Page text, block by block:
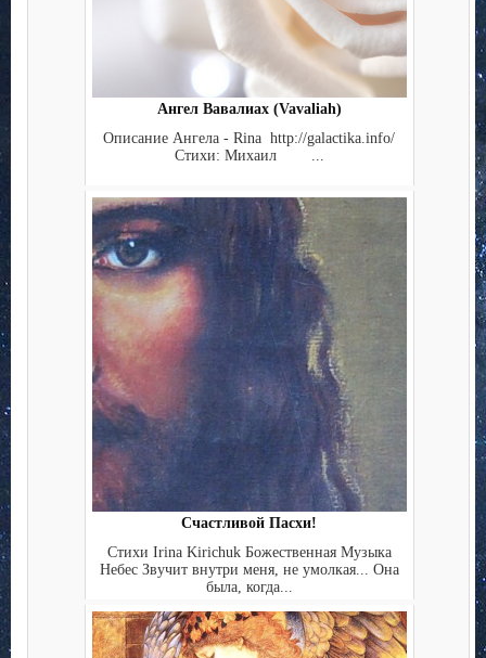
Ангел Вавалиах (Vavaliah)
Описание Ангела - Rina http://galactika.info/
Стихи: Михаил ...
Счастливой Пасхи!
Стихи Irina Kirichuk Божественная Музыка
Небес Звучит внутри меня, не умолкая... Она
была, когда...